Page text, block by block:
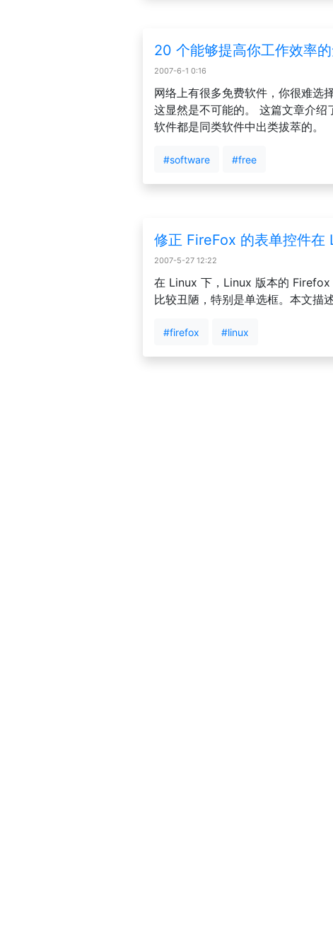
20 个能够提高你工作效率的
2007-6-1 0:16
网络上有很多免费软件，你很难选
这显然是不可能的。 这篇文章介
软件都是同类软件中出类拔萃的。
#software #free
修正 FireFox 的表单控件在
2007-5-27 12:22
在 Linux 下，Linux 版本的 Firefox
比较丑陋，特别是单选框。本文描
#firefox #linux